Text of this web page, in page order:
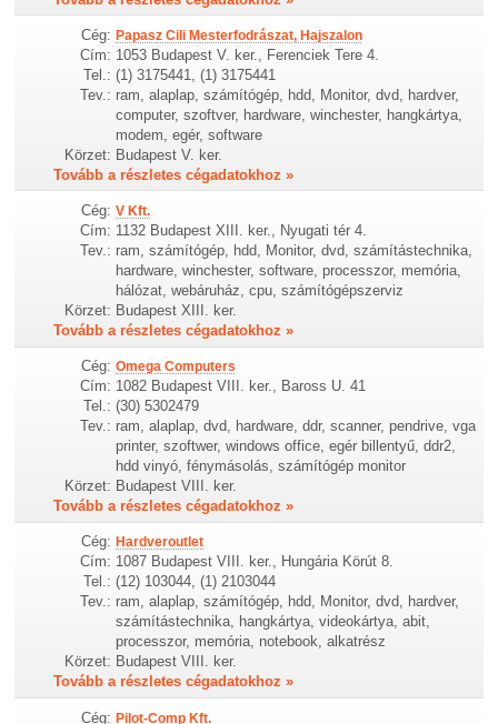
Cég: Papasz Cili Mesterfodrászat, Hajszalon
Cím: 1053 Budapest V. ker., Ferenciek Tere 4.
Tel.: (1) 3175441, (1) 3175441
Tev.: ram, alaplap, számítógép, hdd, Monitor, dvd, hardver,
computer, szoftver, hardware, winchester, hangkártya,
modem, egér, software
Körzet: Budapest V. ker.
Tovább a részletes cégadatokhoz »
Cég: V Kft.
Cím: 1132 Budapest XIII. ker., Nyugati tér 4.
Tev.: ram, számítógép, hdd, Monitor, dvd, számítástechnika,
hardware, winchester, software, processzor, memória,
hálózat, webáruház, cpu, számítógépszerviz
Körzet: Budapest XIII. ker.
Tovább a részletes cégadatokhoz »
Cég: Omega Computers
Cím: 1082 Budapest VIII. ker., Baross U. 41
Tel.: (30) 5302479
Tev.: ram, alaplap, dvd, hardware, ddr, scanner, pendrive, vga
printer, szoftwer, windows office, egér billentyű, ddr2,
hdd vinyó, fénymásolás, számítógép monitor
Körzet: Budapest VIII. ker.
Tovább a részletes cégadatokhoz »
Cég: Hardveroutlet
Cím: 1087 Budapest VIII. ker., Hungária Körút 8.
Tel.: (12) 103044, (1) 2103044
Tev.: ram, alaplap, számítógép, hdd, Monitor, dvd, hardver,
számítástechnika, hangkártya, videokártya, abit,
processzor, memória, notebook, alkatrész
Körzet: Budapest VIII. ker.
Tovább a részletes cégadatokhoz »
Cég: Pilot-Comp Kft.